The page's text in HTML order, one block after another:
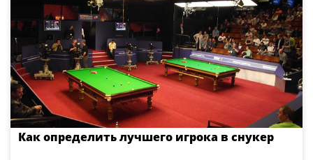
Как определить лучшего игрока в снукер